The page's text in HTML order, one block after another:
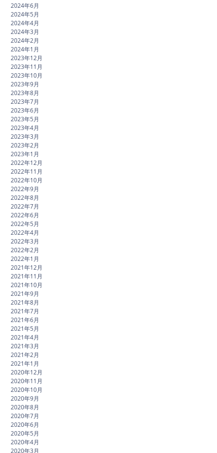
2024年6月
2024年5月
2024年4月
2024年3月
2024年2月
2024年1月
2023年12月
2023年11月
2023年10月
2023年9月
2023年8月
2023年7月
2023年6月
2023年5月
2023年4月
2023年3月
2023年2月
2023年1月
2022年12月
2022年11月
2022年10月
2022年9月
2022年8月
2022年7月
2022年6月
2022年5月
2022年4月
2022年3月
2022年2月
2022年1月
2021年12月
2021年11月
2021年10月
2021年9月
2021年8月
2021年7月
2021年6月
2021年5月
2021年4月
2021年3月
2021年2月
2021年1月
2020年12月
2020年11月
2020年10月
2020年9月
2020年8月
2020年7月
2020年6月
2020年5月
2020年4月
2020年3月